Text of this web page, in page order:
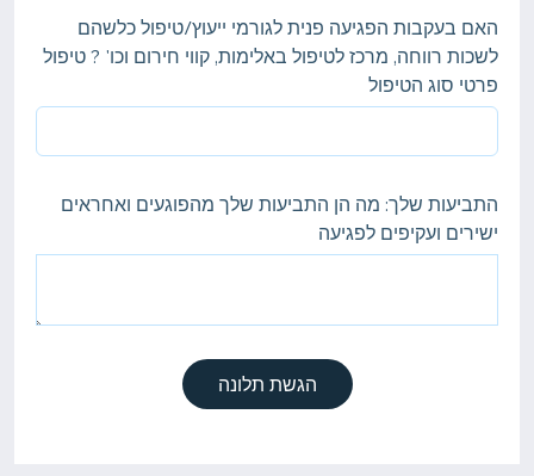
האם בעקבות הפגיעה פנית לגורמי ייעוץ/טיפול כלשהם
לשכות רווחה, מרכז לטיפול באלימות, קווי חירום וכו' ? טיפול
פרטי סוג הטיפול
התביעות שלך: מה הן התביעות שלך מהפוגעים ואחראים
ישירים ועקיפים לפגיעה
הגשת תלונה